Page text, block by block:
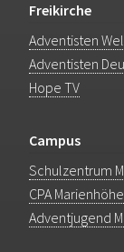
Freikirche
Adventisten
Adventisten
Hope TV
Campus
Schulzentrum
CPA Marienhöhe
Adventjugend